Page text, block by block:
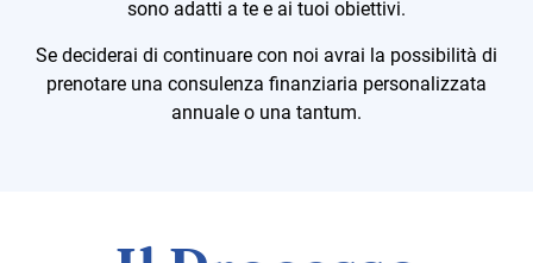
sono adatti a te e ai tuoi obiettivi.
Se deciderai di continuare con noi avrai la possibilità di
prenotare una consulenza finanziaria personalizzata
annuale o una tantum.